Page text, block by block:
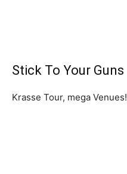
Stick To Your Guns
Krasse Tour, mega Venues!